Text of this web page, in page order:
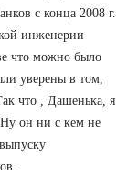
с конца 2008 г.
инженерии
что можно было
уверены в том,
что , Дашенька, я
Ну он ни с кем не